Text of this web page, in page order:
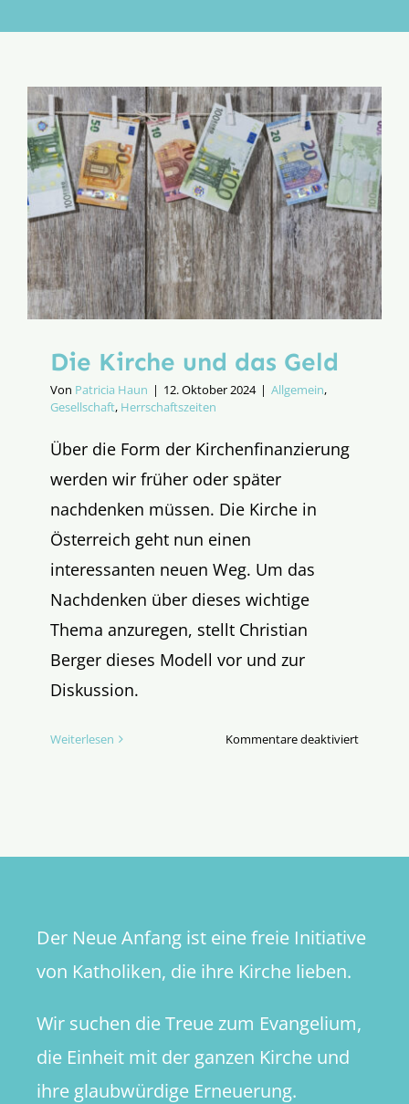
Aktion
Die Kirche und das Geld
Von Patricia Haun | 12. Oktober 2024 | Allgemein,
Gesellschaft, Herrschaftszeiten
Über die Form der Kirchenfinanzierung
werden wir früher oder später
nachdenken müssen. Die Kirche in
Österreich geht nun einen
interessanten neuen Weg. Um das
Nachdenken über dieses wichtige
Thema anzuregen, stellt Christian
Berger dieses Modell vor und zur
Diskussion.
Weiterlesen Kommentare deaktiviertfür
Der Neue Anfang ist eine freie Initiative
von Katholiken, die ihre Kirche lieben.
Wir suchen die Treue zum Evangelium,
die Einheit mit der ganzen Kirche und
ihre glaubwürdige Erneuerung.